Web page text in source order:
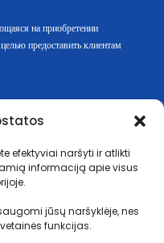
efektyviai naršyti ir atlikti
informaciją apie visus
jūsų naršyklėje, nes
funkcijas.
на приобретении
предоставить клиентам
И ПРЕДОСТАВЛЕНИЯ УСЛУГ